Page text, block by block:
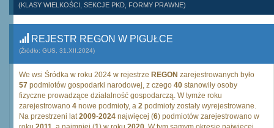
(KLASY WIELKOŚCI, SEKCJE PKD, FORMY PRAWNE)
REJESTR REGON W PIGUŁCE
(Źródło: GUS, 31.XII.2024)
We wsi Śródka w roku 2024 w rejestrze REGON zarejestrowanych było
57 podmiotów gospodarki narodowej, z czego 40 stanowiły osoby
fizyczne prowadzące działalność gospodarczą. W tymże roku
zarejestrowano 4 nowe podmioty, a 2 podmioty zostały wyrejestrowane.
Na przestrzeni lat2009-2024 najwięcej (6) podmiotów zarejestrowano w